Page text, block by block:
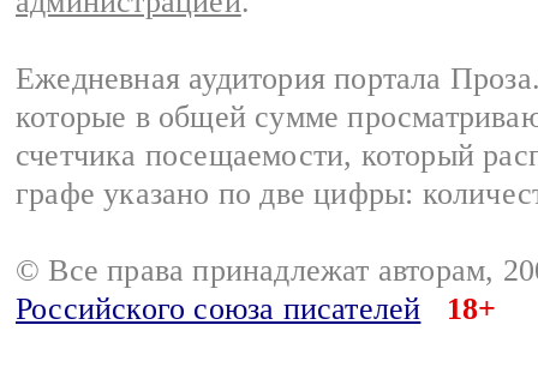
Ежедневная аудитория портала
которые в общей сумме
счетчика посещаемости, который
графе указано по две цифры:
© Все права принадлежат авторам,
Российского союза писателей
18+